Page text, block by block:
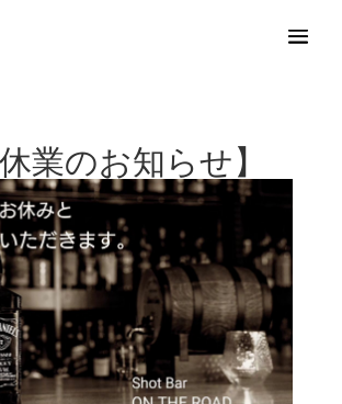
業のお知らせ】